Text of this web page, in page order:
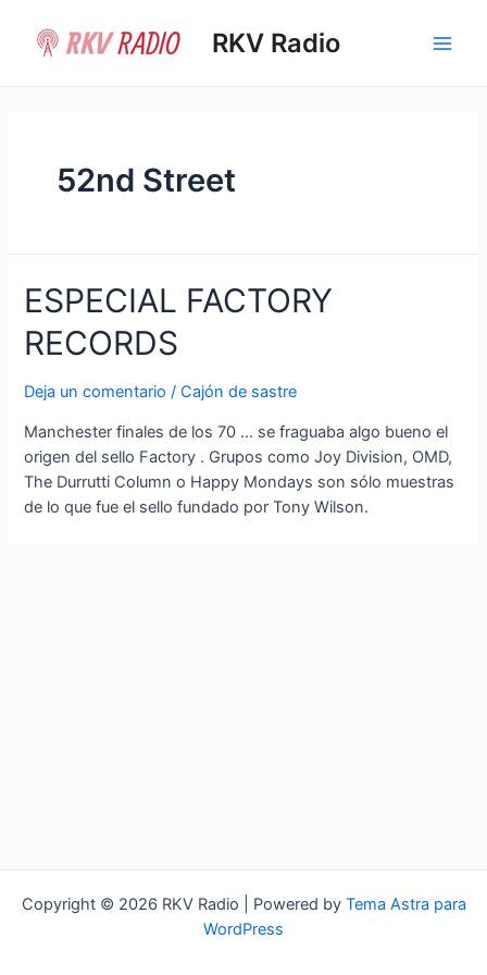
contenido
RKV Radio
52nd Street
ESPECIAL FACTORY
RECORDS
Deja un comentario /Cajón de sastre
Manchester finales de los 70 … se fraguaba algo bueno el
origen del sello Factory . Grupos como Joy Division, OMD,
The Durrutti Column o Happy Mondays son sólo muestras
de lo que fue el sello fundado por Tony Wilson.
Copyright © 2026 RKV Radio | Powered by Tema Astra para
WordPress